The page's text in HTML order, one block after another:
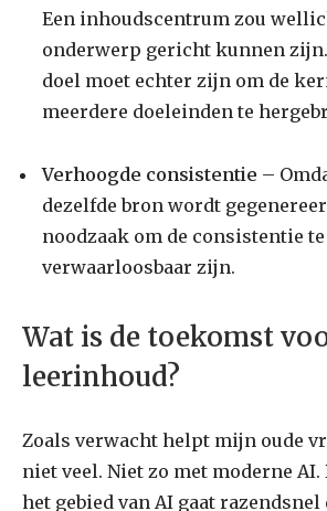
Een inhoudscentrum zou
onderwerp gericht kunnen
doel moet echter zijn om de
meerdere doeleinden te
Verhoogde consistentie –
dezelfde bron wordt
noodzaak om de consistentie
verwaarloosbaar zijn.
Wat is de toekomst
leerinhoud?
Zoals verwacht helpt mijn oude
niet veel. Niet zo met moderne
het gebied van AI gaat